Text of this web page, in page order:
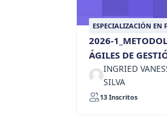
ESPECIALIZACIÓN EN
2026-
ÁGILES DE
INGRIED
SILVA
13 Inscritos